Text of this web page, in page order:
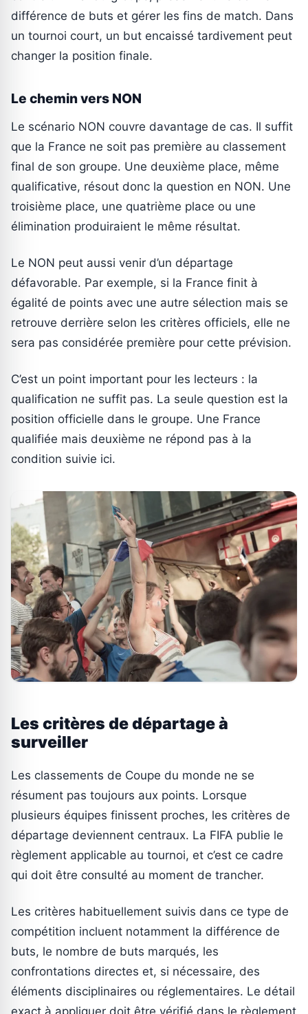
différence de buts et gérer les fins de match. Dans
un tournoi court, un but encaissé tardivement peut
changer la position finale.
Le chemin vers NON
Le scénario NON couvre davantage de cas. Il suffit
que la France ne soit pas première au classement
final de son groupe. Une deuxième place, même
qualificative, résout donc la question en NON. Une
troisième place, une quatrième place ou une
élimination produiraient le même résultat.
Le NON peut aussi venir d’un départage
défavorable. Par exemple, si la France finit à
égalité de points avec une autre sélection mais se
retrouve derrière selon les critères officiels, elle ne
sera pas considérée première pour cette prévision.
C’est un point important pour les lecteurs : la
qualification ne suffit pas. La seule question est la
position officielle dans le groupe. Une France
qualifiée mais deuxième ne répond pas à la
condition suivie ici.
Les critères de départage à
surveiller
Les classements de Coupe du monde ne se
résument pas toujours aux points. Lorsque
plusieurs équipes finissent proches, les critères de
départage deviennent centraux. La FIFA publie le
règlement applicable au tournoi, et c’est ce cadre
qui doit être consulté au moment de trancher.
Les critères habituellement suivis dans ce type de
compétition incluent notamment la différence de
buts, le nombre de buts marqués, les
confrontations directes et, si nécessaire, des
éléments disciplinaires ou réglementaires. Le détail